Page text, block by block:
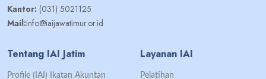
Kantor: (031) 5021125
Mail:info@iaijawatimur.or.id
Tentang IAI Jatim
Profile (IAI) Ikatan Akuntan
Layanan IAI
Pelatihan